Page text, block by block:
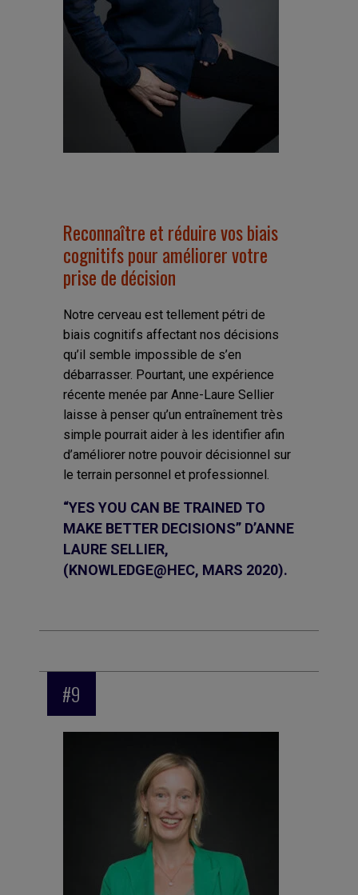
Reconnaître et réduire vos biais
cognitifs pour améliorer votre
prise de décision
Notre cerveau est tellement pétri de
biais cognitifs affectant nos décisions
qu’il semble impossible de s’en
débarrasser. Pourtant, une expérience
récente menée par Anne-Laure Sellier
laisse à penser qu’un entraînement très
simple pourrait aider à les identifier afin
d’améliorer notre pouvoir décisionnel sur
le terrain personnel et professionnel.
“YES YOU CAN BE TRAINED TO
MAKE BETTER DECISIONS” D’ANNE
LAURE SELLIER,
(KNOWLEDGE@HEC, MARS 2020).
#9